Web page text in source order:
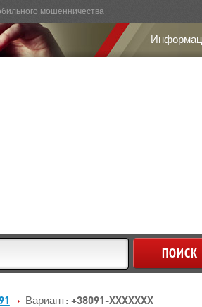
мошенничества
Вариант: +38091-XXXXXXX